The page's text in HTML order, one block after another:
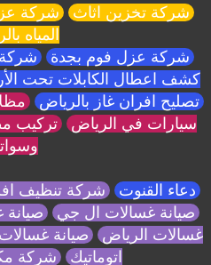
شركة تخزين اثاث شركة
المياه
شركة عزل فوم بجدة شركة
كشف اعطال الكابلات تحت
تصليح افران غاز بالرياض
سيارات في الرياض تركيب
دعاء القنوت شركة تنظيف
صيانة غسالات ال جي صيانة
غسالات الرياض صيانة
اتوماتيك شركة